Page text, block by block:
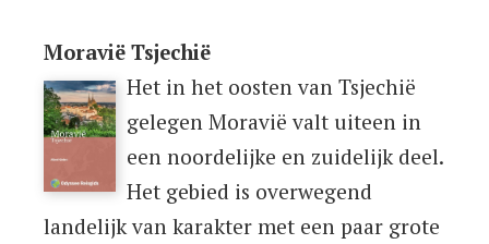
Moravië Tsjechië
Het in het oosten van Tsjechië
gelegen Moravië valt uiteen in
een noordelijke en zuidelijk deel.
Het gebied is overwegend
landelijk van karakter met een paar grote